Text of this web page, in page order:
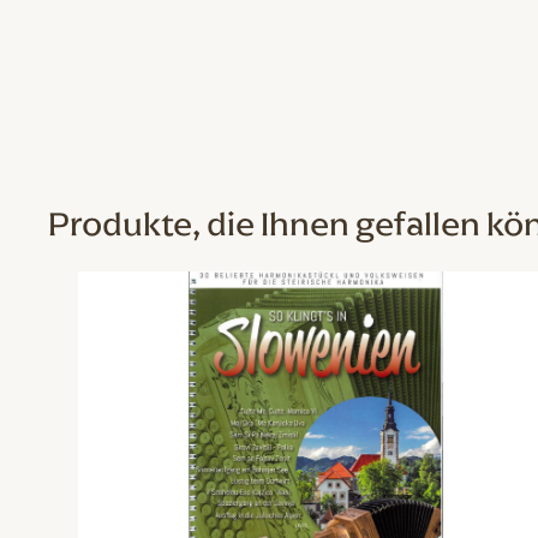
Produkte, die Ihnen gefallen